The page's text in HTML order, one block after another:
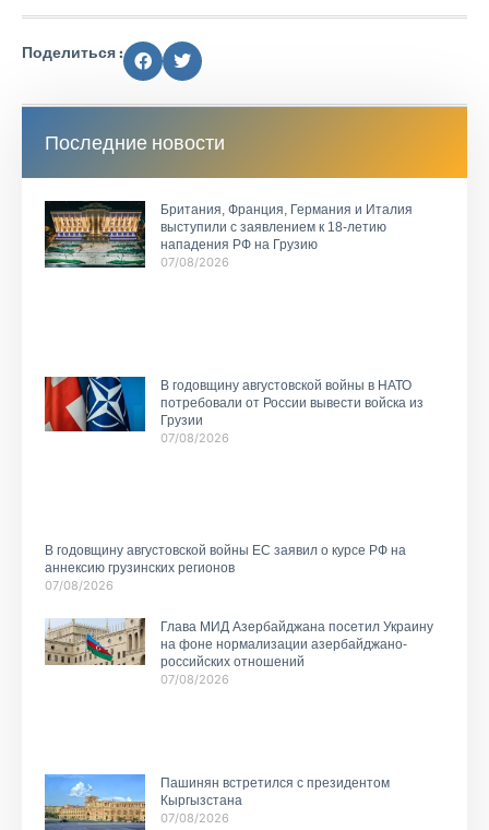
Поделиться :
Последние новости
Британия, Франция, Германия и Италия
выступили с заявлением к 18-летию
нападения РФ на Грузию
07/08/2026
В годовщину августовской войны в НАТО
потребовали от России вывести войска из
Грузии
07/08/2026
В годовщину августовской войны ЕС заявил о курсе РФ на
аннексию грузинских регионов
07/08/2026
Глава МИД Азербайджана посетил Украину
на фоне нормализации азербайджано-
российских отношений
07/08/2026
Пашинян встретился с президентом
Кыргызстана
07/08/2026